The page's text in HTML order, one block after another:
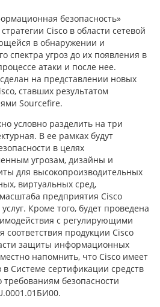
безопасность»
Cisco в области сетевой
в обнаружении и
спектра угроз до их появления в
атаки и после нее.
на представлении новых
ставших результатом
Sourcefire.
условно разделить на три
В ее рамках будут
в целях
угрозам, дизайны и
для высокопроизводительных
виртуальных сред,
предприятия Cisco
Кроме того, будет проведена
с регулирующими
соответствия продукции Cisco
защиты информационных
напомнить, что Cisco имеет
в Системе сертификации средств
безопасности